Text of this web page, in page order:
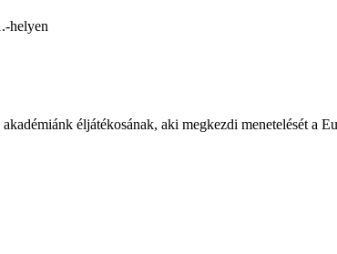
helyen
éljátékosának, aki megkezdi menetelését a